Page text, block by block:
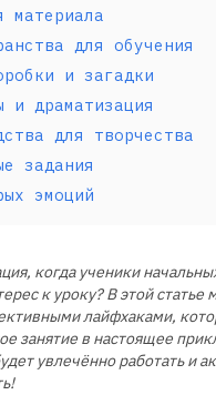
материала
для обучения
и загадки
и драматизация
для творчества
задания
эмоций
когда ученики
к уроку? В этой статье
лайфхаками,
занятие в настоящее
увлечённо работать и